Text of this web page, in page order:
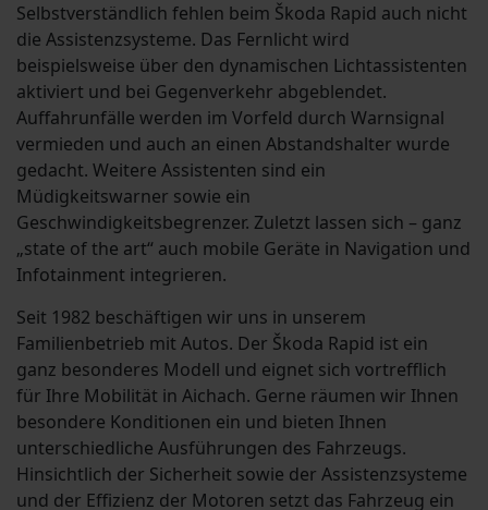
Selbstverständlich fehlen beim Škoda Rapid auch nicht
die Assistenzsysteme. Das Fernlicht wird
beispielsweise über den dynamischen Lichtassistenten
aktiviert und bei Gegenverkehr abgeblendet.
Auffahrunfälle werden im Vorfeld durch Warnsignal
vermieden und auch an einen Abstandshalter wurde
gedacht. Weitere Assistenten sind ein
Müdigkeitswarner sowie ein
Geschwindigkeitsbegrenzer. Zuletzt lassen sich – ganz
„state of the art“ auch mobile Geräte in Navigation und
Infotainment integrieren.
Seit 1982 beschäftigen wir uns in unserem
Familienbetrieb mit Autos. Der Škoda Rapid ist ein
ganz besonderes Modell und eignet sich vortrefflich
für Ihre Mobilität in Aichach. Gerne räumen wir Ihnen
besondere Konditionen ein und bieten Ihnen
unterschiedliche Ausführungen des Fahrzeugs.
Hinsichtlich der Sicherheit sowie der Assistenzsysteme
und der Effizienz der Motoren setzt das Fahrzeug ein